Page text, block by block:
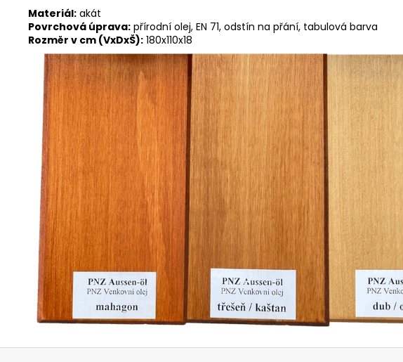
Materiál: akát
Povrchová úprava: přírodní olej, EN 71, odstín na přání, tabulová barva
Rozměr v cm (VxDxŠ): 180x110x18